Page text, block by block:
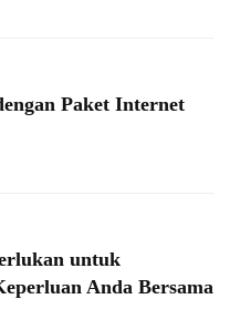
Paket Internet
untuk
Anda Bersama